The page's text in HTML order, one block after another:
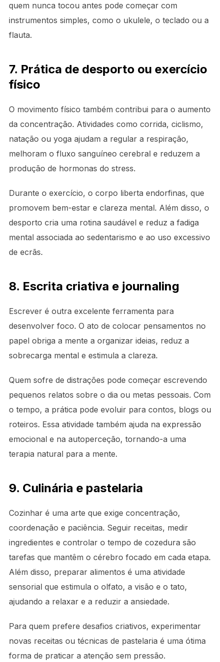
quem nunca tocou antes pode começar com
instrumentos simples, como o ukulele, o teclado ou a
flauta.
7. Prática de desporto ou exercício
físico
O movimento físico também contribui para o aumento
da concentração. Atividades como corrida, ciclismo,
natação ou yoga ajudam a regular a respiração,
melhoram o fluxo sanguíneo cerebral e reduzem a
produção de hormonas do stress.
Durante o exercício, o corpo liberta endorfinas, que
promovem bem-estar e clareza mental. Além disso, o
desporto cria uma rotina saudável e reduz a fadiga
mental associada ao sedentarismo e ao uso excessivo
de ecrãs.
8. Escrita criativa e journaling
Escrever é outra excelente ferramenta para
desenvolver foco. O ato de colocar pensamentos no
papel obriga a mente a organizar ideias, reduz a
sobrecarga mental e estimula a clareza.
Quem sofre de distrações pode começar escrevendo
pequenos relatos sobre o dia ou metas pessoais. Com
o tempo, a prática pode evoluir para contos, blogs ou
roteiros. Essa atividade também ajuda na expressão
emocional e na autoperceção, tornando-a uma
terapia natural para a mente.
9. Culinária e pastelaria
Cozinhar é uma arte que exige concentração,
coordenação e paciência. Seguir receitas, medir
ingredientes e controlar o tempo de cozedura são
tarefas que mantêm o cérebro focado em cada etapa.
Além disso, preparar alimentos é uma atividade
sensorial que estimula o olfato, a visão e o tato,
ajudando a relaxar e a reduzir a ansiedade.
Para quem prefere desafios criativos, experimentar
novas receitas ou técnicas de pastelaria é uma ótima
forma de praticar a atenção sem pressão.